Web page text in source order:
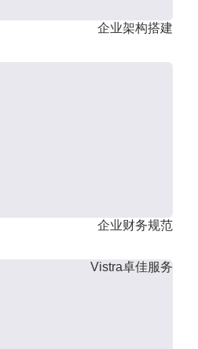
企业架构搭建
企业财务规范
Vistra卓佳服务